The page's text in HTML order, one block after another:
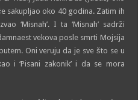
sakupljao oko 40 godina. Zatim ih
‘Misnah’. I ta ‘Misnah’ sadrži
vekova posle smrti Mojsija
Oni veruju da je sve što se u
i ‘Pisani zakonik’ i da se mora